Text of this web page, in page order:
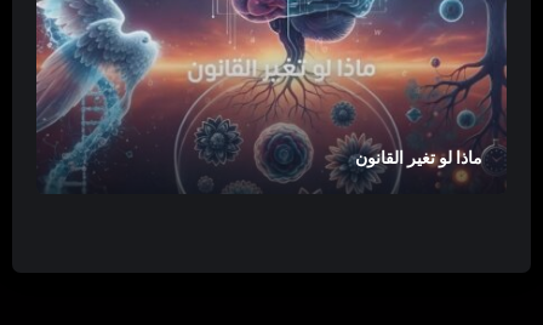
ماذا لو تغير القانون